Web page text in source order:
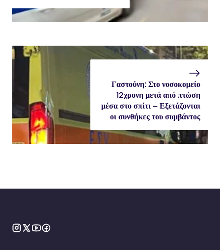
Γαστούνη: Στο νοσοκομείο
12χρονη μετά από πτώση
μέσα στο σπίτι – Εξετάζονται
οι συνθήκες του συμβάντος